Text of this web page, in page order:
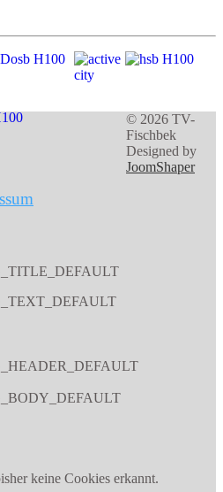
© 2026 TV-
Fischbek
Designed by
JoomShaper
keine Cookies erkannt.